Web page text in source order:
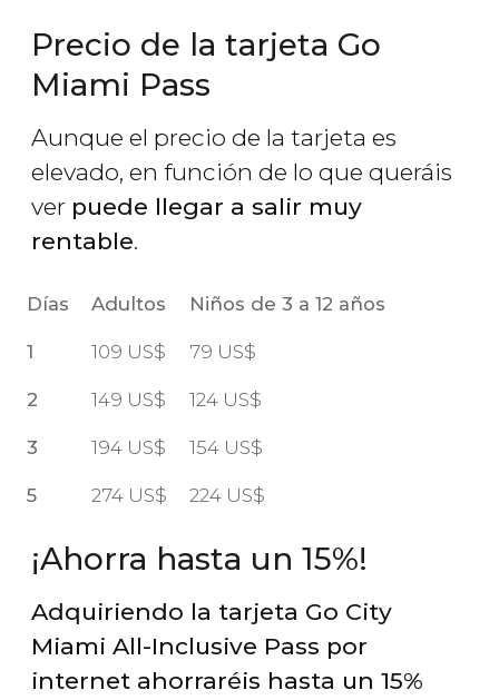
Precio de la tarjeta Go
Miami Pass
Aunque el precio de la tarjeta es
elevado, en función de lo que queráis
ver puede llegar a salir muy
rentable.
Días Adultos Niños de 3 a 12 años
1 109 US$ 79 US$
2 149 US$ 124 US$
3 194 US$ 154 US$
5 274 US$ 224 US$
¡Ahorra hasta un 15%!
Adquiriendo la tarjeta Go City
Miami All-Inclusive Pass por
internet ahorraréis hasta un 15%